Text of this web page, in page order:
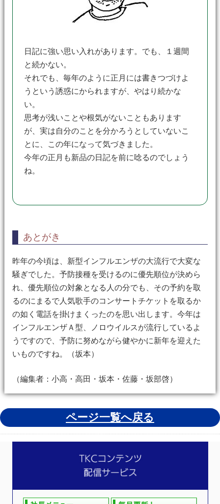
日記に強い思い入れがあります。でも、１週間
と続かない。
それでも、毎年のように正月には書きつづけよ
うという誘惑にかられますが、やはり続かな
い。
思考が浅いことや根気がないこともあります
が、実は自分のことを分かろうとしていないこ
とに、この年になって気づきました。
今年の正月も新品の日記を前に唸るのでしょう
ね。
あとがき
昨年の今頃は、新型インフルエンザの大流行で大変な
騒ぎでした。予防接種を受けるのに優先順位が決めら
れ、優先順位の対象となる人の分でも、その予約を取
るのにまるで人気歌手のコンサートチケットを取るか
の如く電話を掛けまくったのを思い出します。今年は
インフルエンザＡ型、ノロウイルスが流行しているよ
うですので、予防に努めながら健やかに新年を迎えた
いものですね。（坂本）
（編集者：小高・高田・坂本・佐藤・坂部啓）
ページ一覧へ戻る